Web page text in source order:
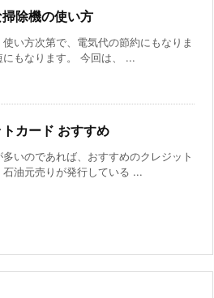
除機の使い方
い方次第で、電気代の節約にもなりま
にもなります。 今回は、 ...
カード おすすめ
いのであれば、おすすめのクレジット
石油元売りが発行している ...